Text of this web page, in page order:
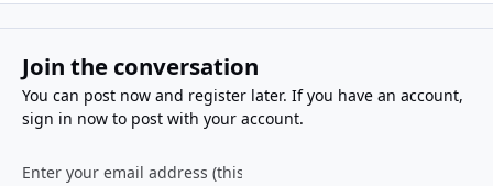
Join the conversation
You can post now and register later. If you have an account,
sign in nowto post with your account.